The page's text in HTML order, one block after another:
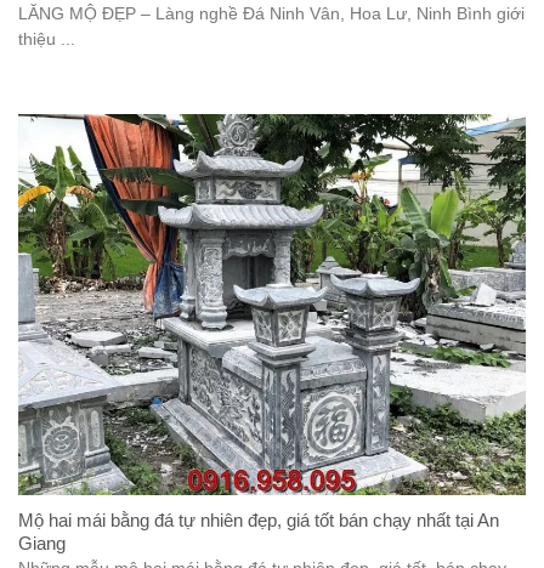
LĂNG MỘ ĐẸP – Làng nghề Đá Ninh Vân, Hoa Lư, Ninh Bình giới
thiệu ...
Mộ hai mái bằng đá tự nhiên đẹp, giá tốt bán chạy nhất tại An
Giang